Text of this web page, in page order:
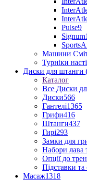
Pulse9
Signum
Машини
Турніки
Диски для штанги
Каталог
Все Диски
Диски566
Гантелі1365
Грифи416
Штанги437
Гирі293
Замки для
Набори лава
Опції до
Підставки та
Масаж1318